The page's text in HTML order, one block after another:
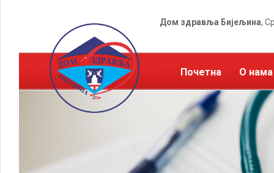
Дом здравља Бијељина,
Почетна О нама